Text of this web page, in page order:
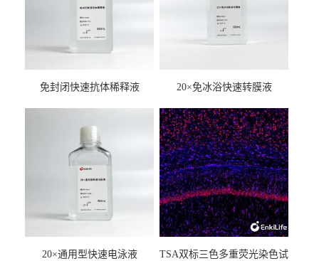
免封闭快速抗体稀释液 20×免冰浴快速转膜液
20×通用型快速电泳液 TSA双标三色多重荧光染色试